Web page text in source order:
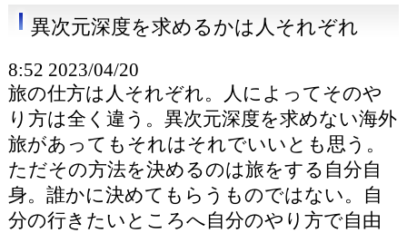
異次元深度を求めるかは人それぞれ
8:52 2023/04/20
旅の仕方は人それぞれ。人によってそのや
り方は全く違う。異次元深度を求めない海外
旅があってもそれはそれでいいとも思う。
ただその方法を決めるのは旅をする自分自
身。誰かに決めてもらうものではない。自
分の行きたいところへ自分のやり方で自由